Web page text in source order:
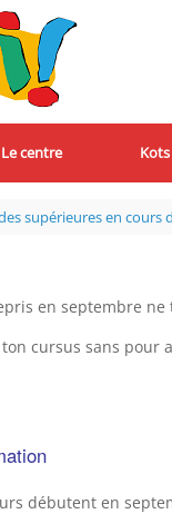
Le centre Kots
supérieures en cours
en septembre
cursus sans pour
débutent en